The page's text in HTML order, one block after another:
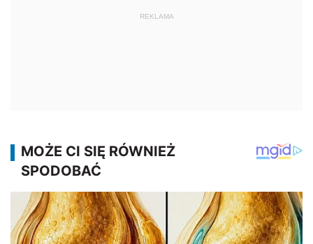
REKLAMA